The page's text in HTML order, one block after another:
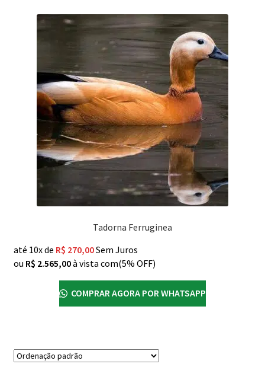
Tadorna Ferruginea
até 10x de R$ 270,00Sem Juros
ou R$ 2.565,00à vista com(5% OFF)
COMPRAR AGORA POR WHATSAPP